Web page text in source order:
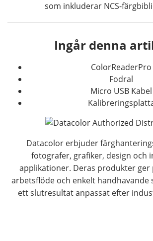
som inkluderar NCS-
Ingår denna
ColorReaderPro
Fodral
Micro USB Kabel
Datacolor erbjuder
fotografer, grafiker, design och
applikationer. Deras produkter
arbetsflöde och enkelt handhavande
ett slutresultat anpassat efter